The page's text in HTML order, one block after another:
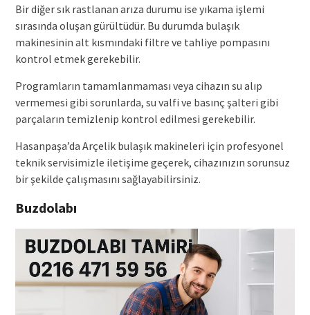
Bir diğer sık rastlanan arıza durumu ise yıkama işlemi
sırasında oluşan gürültüdür. Bu durumda bulaşık
makinesinin alt kısmındaki filtre ve tahliye pompasını
kontrol etmek gerekebilir.
Programların tamamlanmaması veya cihazın su alıp
vermemesi gibi sorunlarda, su valfi ve basınç şalteri gibi
parçaların temizlenip kontrol edilmesi gerekebilir.
Hasanpaşa’da Arçelik bulaşık makineleri için profesyonel
teknik servisimizle iletişime geçerek, cihazınızın sorunsuz
bir şekilde çalışmasını sağlayabilirsiniz.
Buzdolabı